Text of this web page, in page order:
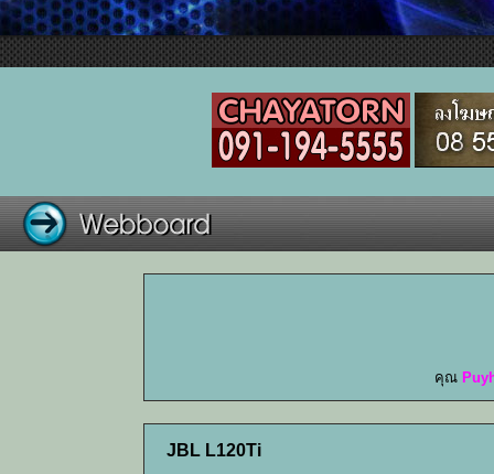
คุณ
JBL L120Ti